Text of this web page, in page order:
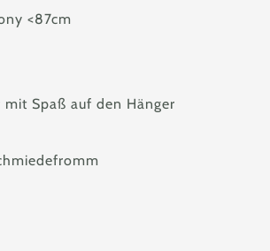
<87cm
Spaß auf den Hänger